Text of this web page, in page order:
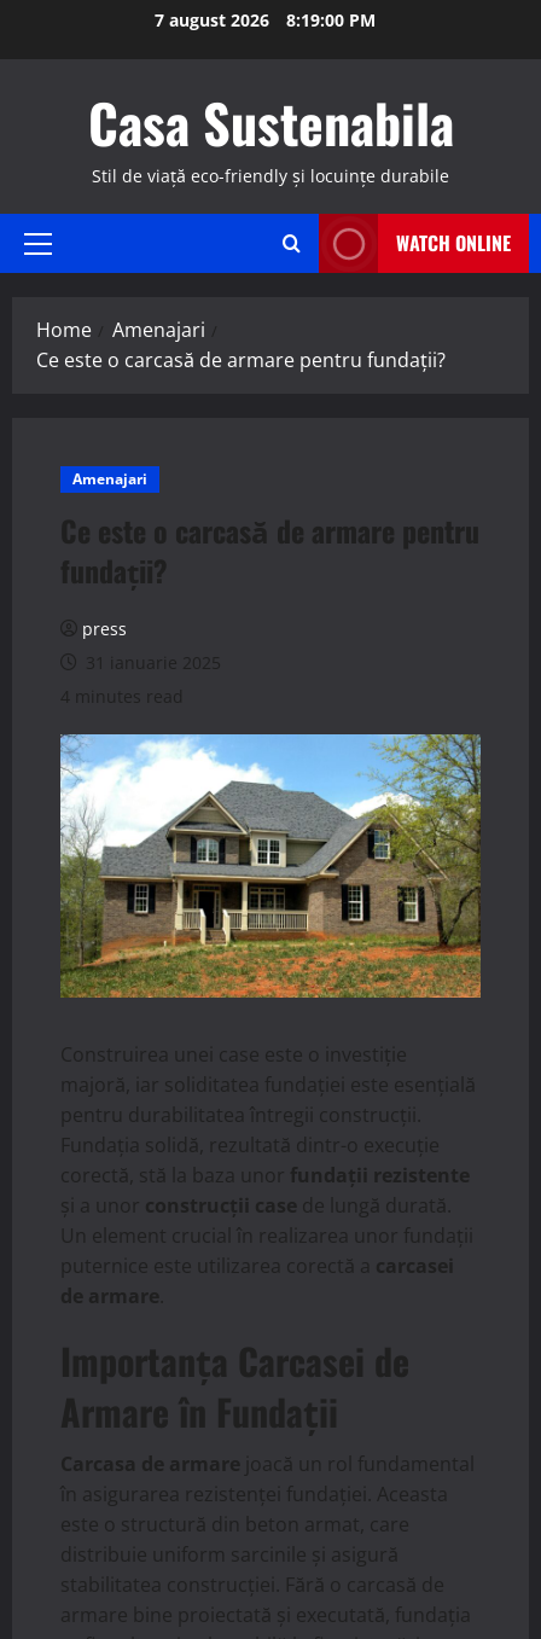
7 august 2026 8:19:01 PM
Casa Sustenabila
Stil de viață eco-friendly și locuințe durabile
Primary
WATCH ONLINE
Home
Amenajari
Ce este o carcasă de armare pentru fundații?
Amenajari
Ce este o carcasă de armare pentru
fundații?
press
31 ianuarie 2025
4 minutes read
Construirea unei case este o investiție
majoră, iar soliditatea fundației este esențială
pentru durabilitatea întregii construcții.
Fundația solidă, rezultată dintr-o execuție
corectă, stă la baza unor fundații rezistente
și a unor construcții case de lungă durată.
Un element crucial în realizarea unor fundații
puternice este utilizarea corectă a carcasei
de armare
Importanța Carcasei de
Armare în Fundații
Carcasa de armare joacă un rol fundamental
în asigurarea rezistenței fundației. Aceasta
este o structură din beton armat, care
distribuie uniform sarcinile și asigură
stabilitatea construcției. Fără o carcasă de
armare bine proiectată și executată, fundația